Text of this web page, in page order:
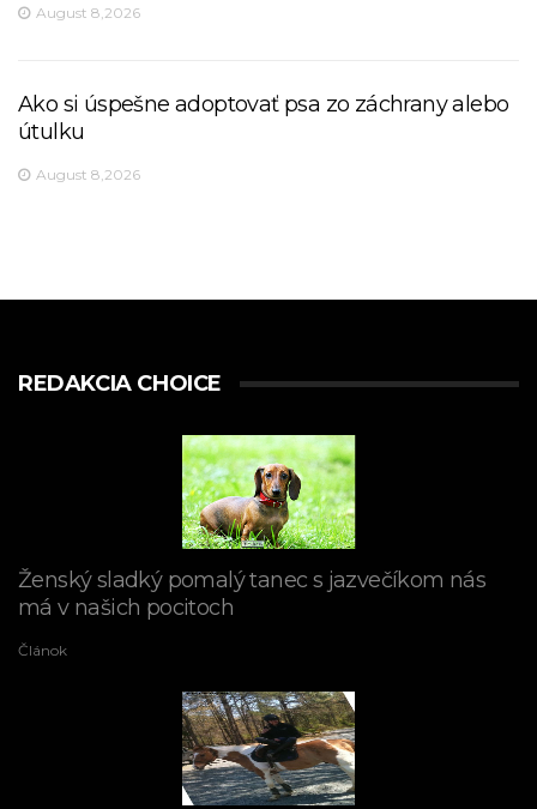
August 8,2026
Ako si úspešne adoptovať psa zo záchrany alebo
útulku
August 8,2026
REDAKCIA CHOICE
Ženský sladký pomalý tanec s jazvečíkom nás
má v našich pocitoch
Článok